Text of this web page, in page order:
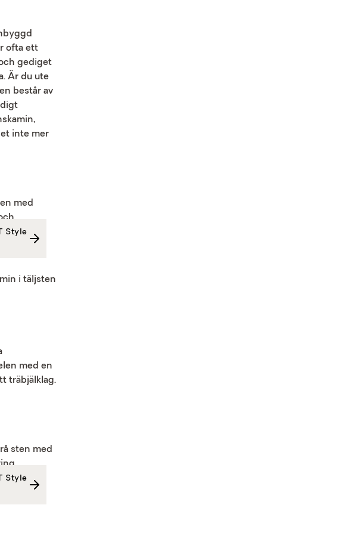
ofta ett
gediget
Är du ute
består av
inte mer
Style
i täljsten
med en
träbjälklag.
Style